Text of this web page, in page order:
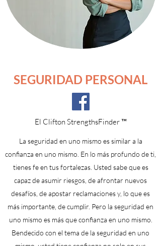
SEGURIDAD PERSONAL
El Clifton StrengthsFinder ™
La seguridad en uno mismo es similar a la
confianza en uno mismo. En lo más profundo de ti,
tienes fe en tus fortalezas. Usted sabe que es
capaz de asumir riesgos, de afrontar nuevos
desafíos, de apostar reclamaciones y, lo que es
más importante, de cumplir. Pero la seguridad en
uno mismo es más que confianza en uno mismo.
Bendecido con el tema de la seguridad en uno